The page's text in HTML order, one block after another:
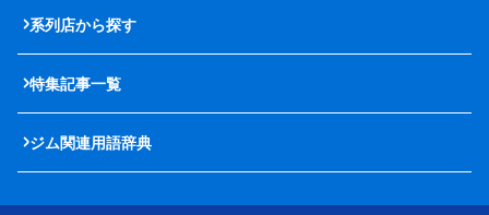
系列店から探す
特集記事一覧
ジム関連用語辞典